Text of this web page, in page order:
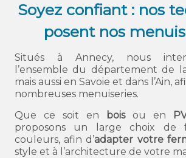
Soyez confiant : nos
posent nos
Situés à Annecy, nous
l’ensemble du département de
mais aussi en Savoie et dans l’Ain,
nombreuses menuiseries.
Que ce soit en
boisou en
proposons un large choix de
couleurs, afin d’adapter votre
style et à l’architecture de votre